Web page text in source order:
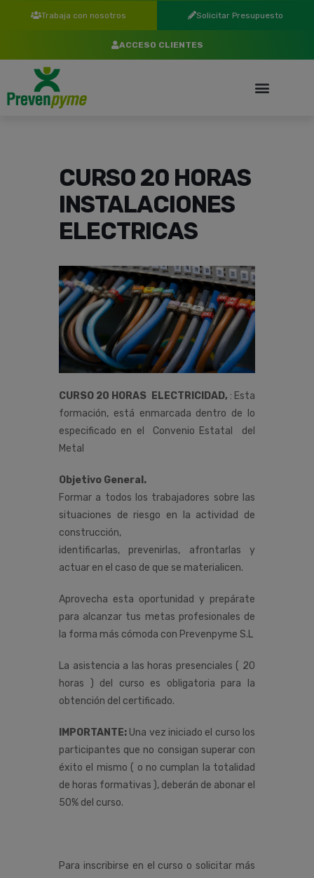
Trabaja con nosotros Solicitar Presupuesto
ACCESO CLIENTES
CURSO 20 HORAS
INSTALACIONES
ELECTRICAS
CURSO 20 HORAS ELECTRICIDAD, : Esta
formación, está enmarcada dentro de
lo
especificado en el Convenio Estatal del
Metal
Objetivo General.
Formar a todos los trabajadores sobre las
situaciones de riesgo en la actividad de
construcción,
identificarlas, prevenirlas, afrontarlas y
actuar en el caso de que se materialicen.
Aprovecha esta oportunidad y prepárate
para alcanzar tus metas profesionales de
la forma más cómoda con Prevenpyme S.L
La asistencia a las horas presenciales ( 20
horas ) del curso es obligatoria para la
obtención del certificado.
IMPORTANTE: Una vez iniciado el curso los
participantes que no consigan superar con
éxito el mismo ( o no cumplan la totalidad
de horas formativas ), deberán de abonar el
50% del curso.
Para inscribirse en el curso o solicitar más